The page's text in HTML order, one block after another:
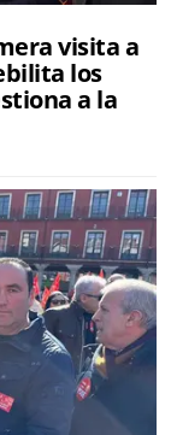
visita a
los
a la